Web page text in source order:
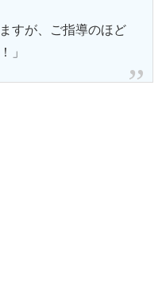
すが、ご指導のほど
」